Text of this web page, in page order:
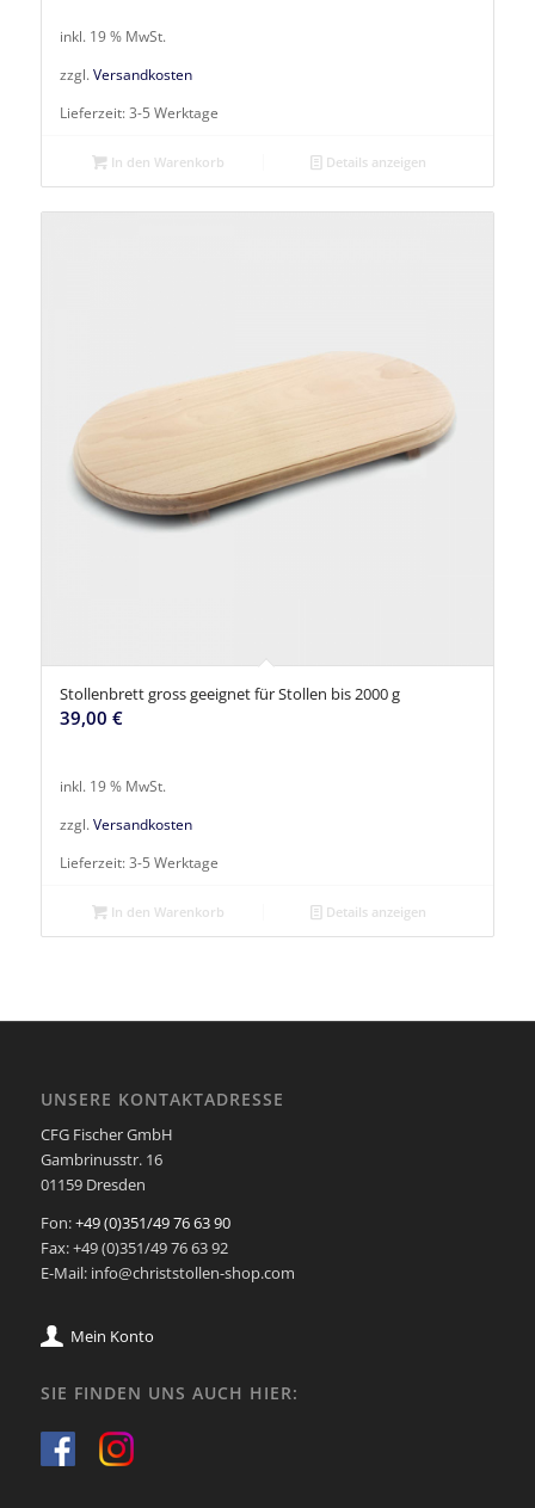
inkl. 19 % MwSt.
zzgl. Versandkosten
Lieferzeit: 3-5 Werktage
In den Warenkorb Details anzeigen
Stollenbrett gross geeignet für Stollen bis 2000 g
39,00 €
inkl. 19 % MwSt.
zzgl. Versandkosten
Lieferzeit:3-5 Werktage
In den Warenkorb Details anzeigen
UNSERE KONTAKTADRESSE
CFG Fischer GmbH
Gambrinusstr. 16
01159 Dresden
Fon:+49 (0)351/49 76 63 90
Fax: +49 (0)351/49 76 63 92
E-Mail: info@christstollen-shop.com
Mein Konto
SIE FINDEN UNS AUCH HIER: